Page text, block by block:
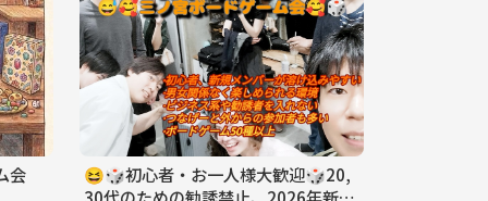
会
😆🎲初心者・お一人様大歓迎🎲20,